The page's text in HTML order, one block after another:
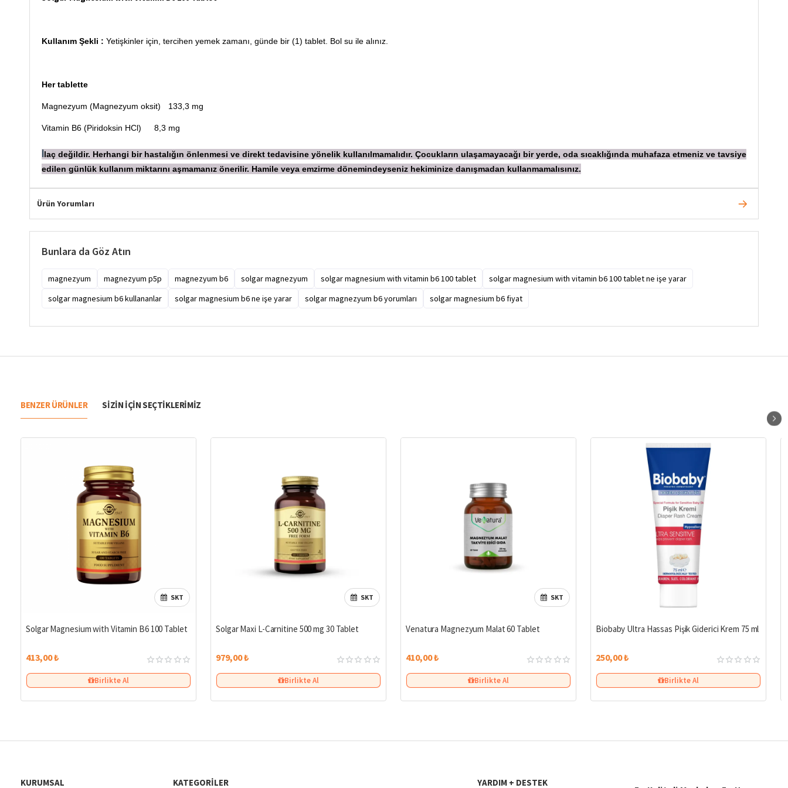
Kullanım Şekli : Yetişkinler için, tercihen yemek zamanı, günde bir (1) tablet. Bol su ile alınız.
Her tablette
Magnezyum (Magnezyum oksit) 133,3 mg
Vitamin B6 (Piridoksin HCl) 8,3 mg
laç değildir. Herhangi bir hastalığın önlenmesi ve direkt tedavisine yönelik kullanılmamalıdır. Çocukların ulaşamayacağı bir yerde, oda sıcaklığında muhafaza etmeniz ve tavsiye
edilen günlük kullanım miktarını aşmamanız önerilir. Hamile veya emzirme dönemindeyseniz hekiminize danışmadan kullanmamalısınız.
Ürün Yorumları
Bunlara da Göz Atın
magnezyum magnezyum p5p magnezyum b6 solgar magnezyum solgar magnesium with vitamin b6 100 tablet
solgar magnesium with vitamin b6 100 tablet ne işe yarar
solgar magnesium b6 kullananlar
solgar magnesium b6 ne işe yarar solgar magnezyum b6 yorumları solgar magnesium b6 fiyat
BENZER ÜRÜNLER SIZIN IÇIN SEÇTIKLERIMIZ
SKT
Solgar Magnesium with Vitamin B6 100 Tablet
413,00 ₺
Birlikte Al
SKT
Solgar Maxi L-Carnitine 500 mg 30 Tablet
979,00 ₺
Birlikte Al
SKT
Venatura Magnezyum Malat 60 Tablet
410,00 ₺
Birlikte Al
Biobaby Ultra Hassas Pişik Giderici Krem 75 ml
250,00 ₺
Birlikte Al
KURUMSAL KATEGORILER YARDIM + DESTEK